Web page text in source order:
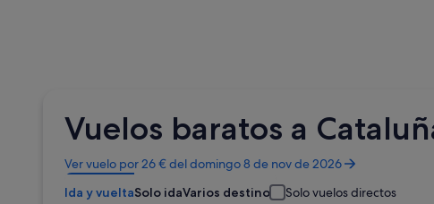
Vuelos baratos a
Ver vuelo por 26 € del domingo 8 de nov de 2026
Se
abre
en
Ida y vueltaSolo idaVarios destinos Solo vuelos directos